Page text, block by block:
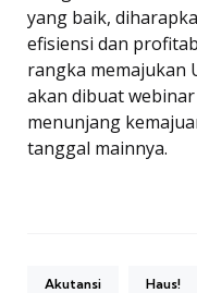
yang baik,
efisiensi dan
rangka memajukan
akan dibuat
menunjang
tanggal mainnya.
Akutansi Haus!